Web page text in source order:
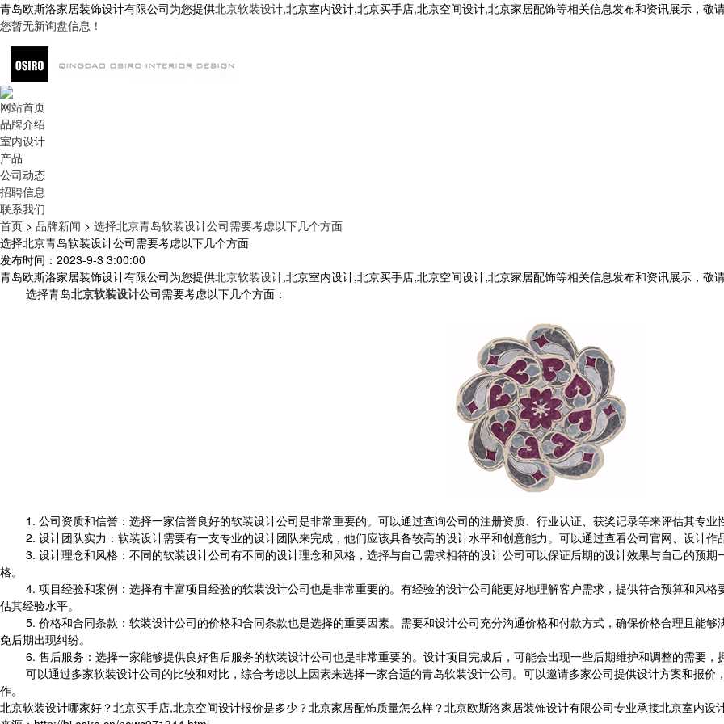
青岛欧斯洛家居装饰设计有限公司为您提供北京软装设计,北京室内设计,北京买手店,北京空间设计,北京家居配饰等相关信息发布和资讯展示，敬
您暂无新询盘信息！
网站首页
品牌介绍
室内设计
产品
公司动态
招聘信息
联系我们
首页 > 品牌新闻 > 选择北京青岛软装设计公司需要考虑以下几个方面
选择北京青岛软装设计公司需要考虑以下几个方面
发布时间：2023-9-3 3:00:00
青岛欧斯洛家居装饰设计有限公司为您提供北京软装设计,北京室内设计,北京买手店,北京空间设计,北京家居配饰等相关信息发布和资讯展示，敬
选择青岛北京软装设计公司需要考虑以下几个方面：
1. 公司资质和信誉：选择一家信誉良好的软装设计公司是非常重要的。可以通过查询公司的注册资质、行业认证、获奖记录等来评估其专业
2. 设计团队实力：软装设计需要有一支专业的设计团队来完成，他们应该具备较高的设计水平和创意能力。可以通过查看公司官网、设计作
3. 设计理念和风格：不同的软装设计公司有不同的设计理念和风格，选择与自己需求相符的设计公司可以保证后期的设计效果与自己的预期
格。
4. 项目经验和案例：选择有丰富项目经验的软装设计公司也是非常重要的。有经验的设计公司能更好地理解客户需求，提供符合预算和风格
估其经验水平。
5. 价格和合同条款：软装设计公司的价格和合同条款也是选择的重要因素。需要和设计公司充分沟通价格和付款方式，确保价格合理且能够
免后期出现纠纷。
6. 售后服务：选择一家能够提供良好售后服务的软装设计公司也是非常重要的。设计项目完成后，可能会出现一些后期维护和调整的需要，
可以通过多家软装设计公司的比较和对比，综合考虑以上因素来选择一家合适的青岛软装设计公司。可以邀请多家公司提供设计方案和报价
作。
北京软装设计哪家好？北京买手店,北京空间设计报价是多少？北京家居配饰质量怎么样？北京欧斯洛家居装饰设计有限公司专业承接北京室内设